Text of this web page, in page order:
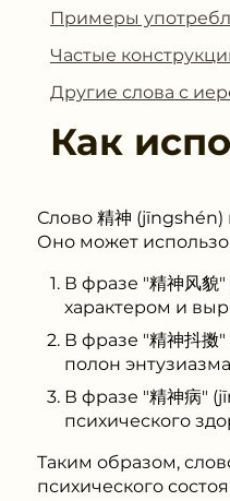
Примеры
Частые
Другие слова с
Как
Слово 精神
Оно может
В фразе "精神风
характером и
В фразе "精神抖
полон
В фразе "精神病"
психического
Таким образом,
психического